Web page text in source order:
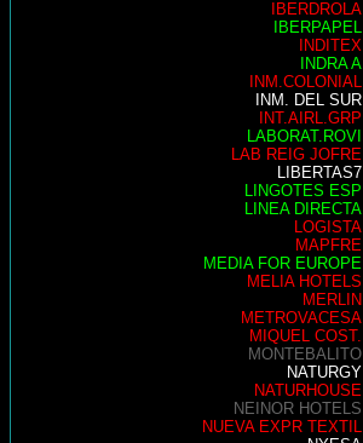
IBERDROLA
IBERPAPEL
INDITEX
INDRA A
INM.COLONIAL
INM. DEL SUR
INT.AIRL.GRP
LABORAT.ROVI
LAB REIG JOFRE
LIBERTAS7
LINGOTES ESP
LINEA DIRECTA
LOGISTA
MAPFRE
MEDIA FOR EUROPE
MELIA HOTELS
MERLIN
METROVACESA
MIQUEL COST.
MONTEBALITO
NATURGY
NATURHOUSE
NEINOR HOTELS
NUEVA EXPR TEXTIL